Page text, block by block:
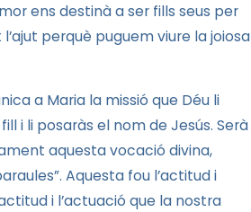
ens destinà a ser fills seus per
perquè puguem viure la joiosa
a Maria la missió que Déu li
i li posaràs el nom de Jesús. Serà
aquesta vocació divina,
Aquesta fou l’actitud i
i l’actuació que la nostra